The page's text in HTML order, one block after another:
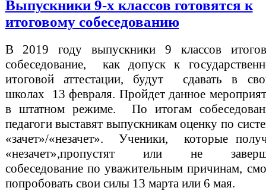
Выпускники 9-х классов готовятся к
итоговому собеседованию
В 2019 году выпускники 9 классов
собеседование, как допуск к
итоговой аттестации, будут сдавать в
школах 13 февраля. Пройдет данное
в штатном режиме. По итогам
педагоги выставят выпускникам оценку по
«зачет»/«незачет». Ученики, которые
«незачет»,пропустят или не
собеседование по уважительным причинам,
попробовать свои силы 13 марта или 6 мая.